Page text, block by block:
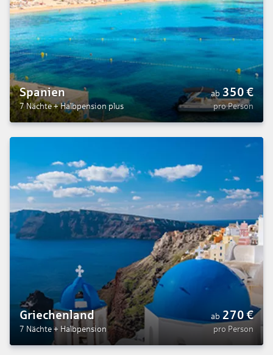
Spanien
7 Nächte+Halbpension plus
ab 350€
pro Person
Griechenland
7 Nächte + Halbpension
ab 270€
pro Person